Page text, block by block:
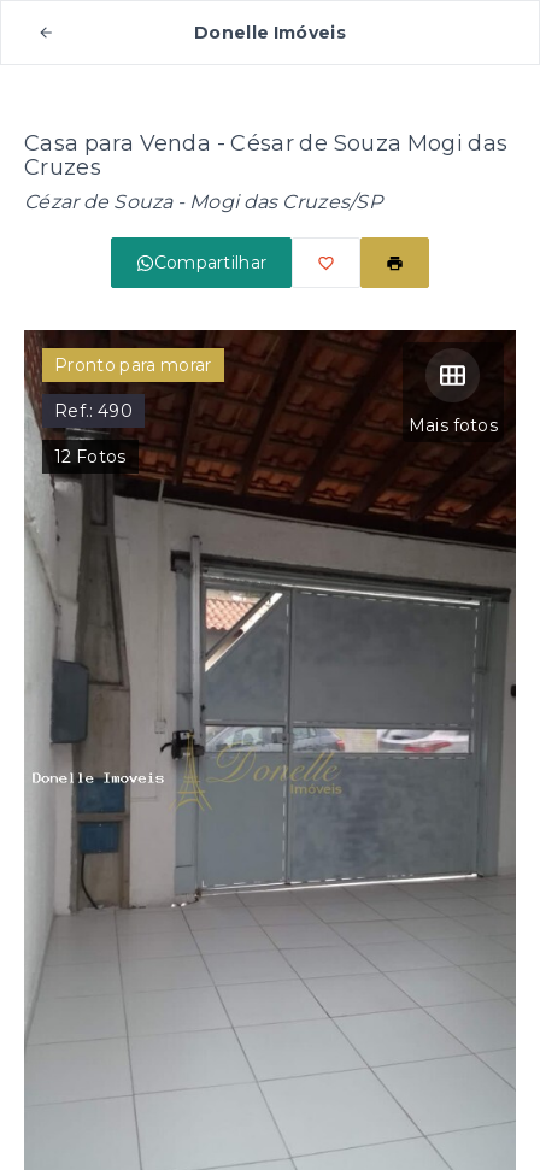
Donelle Imóveis
Casa para Venda - César de Souza Mogi das
Cruzes
Cézar de Souza - Mogi das Cruzes/SP
Compartilhar
Mais fotos
Pronto para morar
Ref.:490
12 Fotos